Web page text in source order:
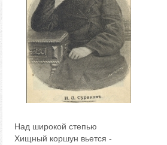
Над широкой степью
Хищный коршун вьется -